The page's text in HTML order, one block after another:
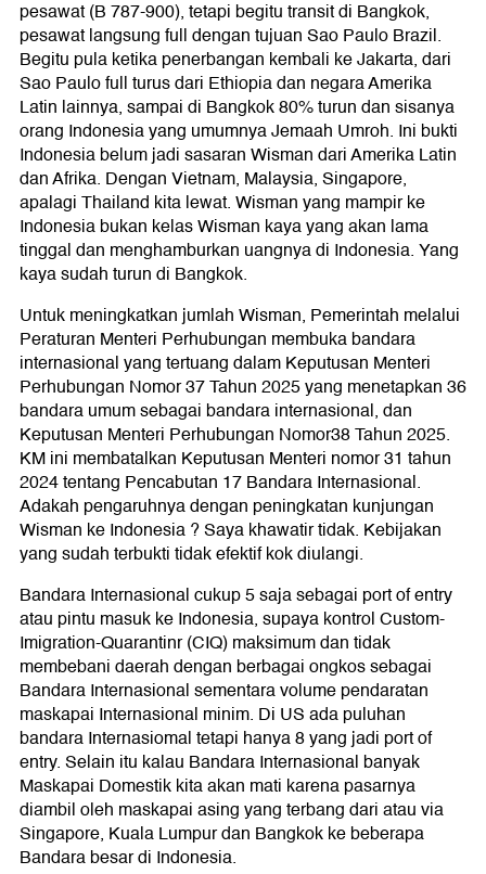
pesawat (B 787-900), tetapi begitu transit di Bangkok,
pesawat langsung full dengan tujuan Sao Paulo Brazil.
Begitu pula ketika penerbangan kembali ke Jakarta, dari
Sao Paulo full turus dari Ethiopia dan negara Amerika
Latin lainnya, sampai di Bangkok 80% turun dan sisanya
orang Indonesia yang umumnya Jemaah Umroh. Ini bukti
Indonesia belum jadi sasaran Wisman dari Amerika Latin
dan Afrika. Dengan Vietnam, Malaysia, Singapore,
apalagi Thailand kita lewat. Wisman yang mampir ke
Indonesia bukan kelas Wisman kaya yang akan lama
tinggal dan menghamburkan uangnya di Indonesia. Yang
kaya sudah turun di Bangkok.
Untuk meningkatkan jumlah Wisman, Pemerintah melalui
Peraturan Menteri Perhubungan membuka bandara
internasional yang tertuang dalam Keputusan Menteri
Perhubungan Nomor 37 Tahun 2025 yang menetapkan 36
bandara umum sebagai bandara internasional, dan
Keputusan Menteri Perhubungan Nomor38 Tahun 2025.
KM ini membatalkan Keputusan Menteri nomor 31 tahun
2024 tentang Pencabutan 17 Bandara Internasional.
Adakah pengaruhnya dengan peningkatan kunjungan
Wisman ke Indonesia ? Saya khawatir tidak. Kebijakan
yang sudah terbukti tidak efektif kok diulangi.
Bandara Internasional cukup 5 saja sebagai port of entry
atau pintu masuk ke Indonesia, supaya kontrol Custom-
Imigration-Quarantinr (CIQ) maksimum dan tidak
membebani daerah dengan berbagai ongkos sebagai
Bandara Internasional sementara volume pendaratan
maskapai Internasional minim. Di US ada puluhan
bandara Internasiomal tetapi hanya 8 yang jadi port of
entry. Selain itu kalau Bandara Internasional banyak
Maskapai Domestik kita akan mati karena pasarnya
diambil oleh maskapai asing yang terbang dari atau via
Singapore, Kuala Lumpur dan Bangkok ke beberapa
Bandara besar di Indonesia.